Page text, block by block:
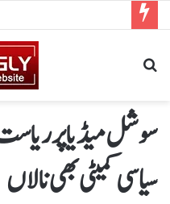
سیاسی کمیٹی بھی نالاں